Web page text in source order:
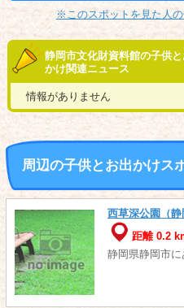
※このスポットを見た人
静岡市文化財資料館の子供と
かけ関連ニュース
情報がありません
周辺の子供とお出かけス
西草深公園（静
距離 0.2
静岡県静岡市に